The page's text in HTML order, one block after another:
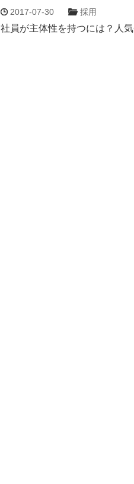
2017-07-30 採用
社員が主体性を持つには？人